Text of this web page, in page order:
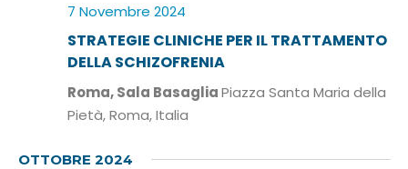
7 Novembre 2024
STRATEGIE CLINICHE PER IL TRATTAMENTO
DELLA SCHIZOFRENIA
Roma, Sala BasagliaPiazza Santa Maria della
Pietà, Roma, Italia
OTTOBRE 2024